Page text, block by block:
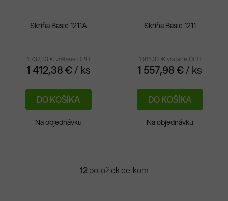
Skriňa Basic 1211A
1 737,23 € vrátane DPH
1 412,38 €/ ks
DO KOŠÍKA
Na objednávku
Skriňa Basic 1211
1 916,32 € vrátane DPH
1 557,98 €/ ks
DO KOŠÍKA
Na objednávku
O
12položiek celkom